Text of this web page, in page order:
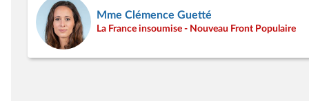
Mme Clémence Guetté
La France insoumise - Nouveau Front Populaire